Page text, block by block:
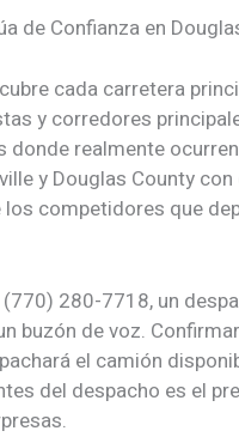
de Confianza en
cada carretera
y corredores
donde realmente
y Douglas County
competidores que
280-7718, un
buzón de voz.
el camión
del despacho es el